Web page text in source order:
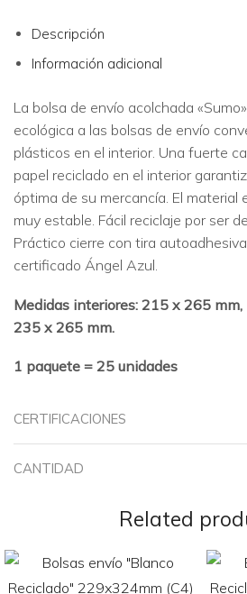
Descripción
Información adicional
La bolsa de envío acolchada
ecológica a las bolsas de envío
plásticos en el interior. Una fuerte
papel reciclado en el interior
óptima de su mercancía. El material
muy estable. Fácil reciclaje por ser
Práctico cierre con tira
certificado Ángel Azul.
Medidas interiores: 215 x 265
235 x 265 mm.
1 paquete = 25 unidades
CERTIFICACIONES
CANTIDAD
Related